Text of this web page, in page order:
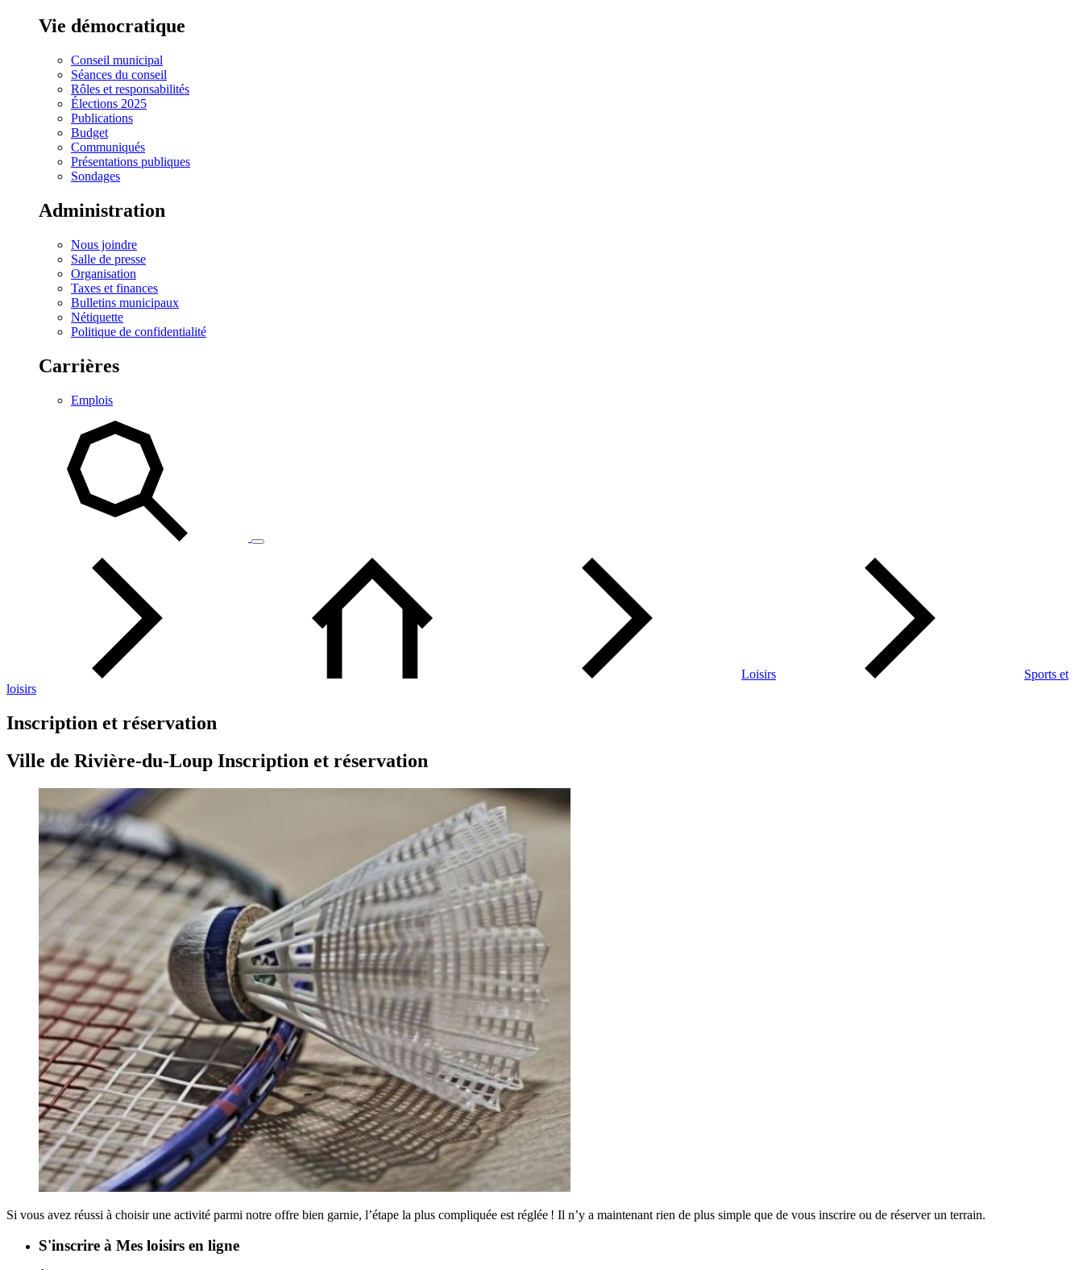
Vie démocratique
Conseil municipal
Séances du conseil
Rôles et responsabilités
Élections 2025
Publications
Budget
Communiqués
Présentations publiques
Sondages
Administration
Nous joindre
Salle de presse
Organisation
Taxes et finances
Bulletins municipaux
Nétiquette
Politique de confidentialité
Carrières
Emplois
Loisirs
Sports et
loisirs
Inscription et réservation
Ville de Rivière-du-Loup Inscription et réservation
Si vous avez réussi à choisir une activité parmi notre offre bien garnie, l’étape la plus compliquée est réglée ! Il n’y a maintenant rien de plus simple que de vous inscrire ou de réserver un terrain.
S'inscrire à Mes loisirs en ligne